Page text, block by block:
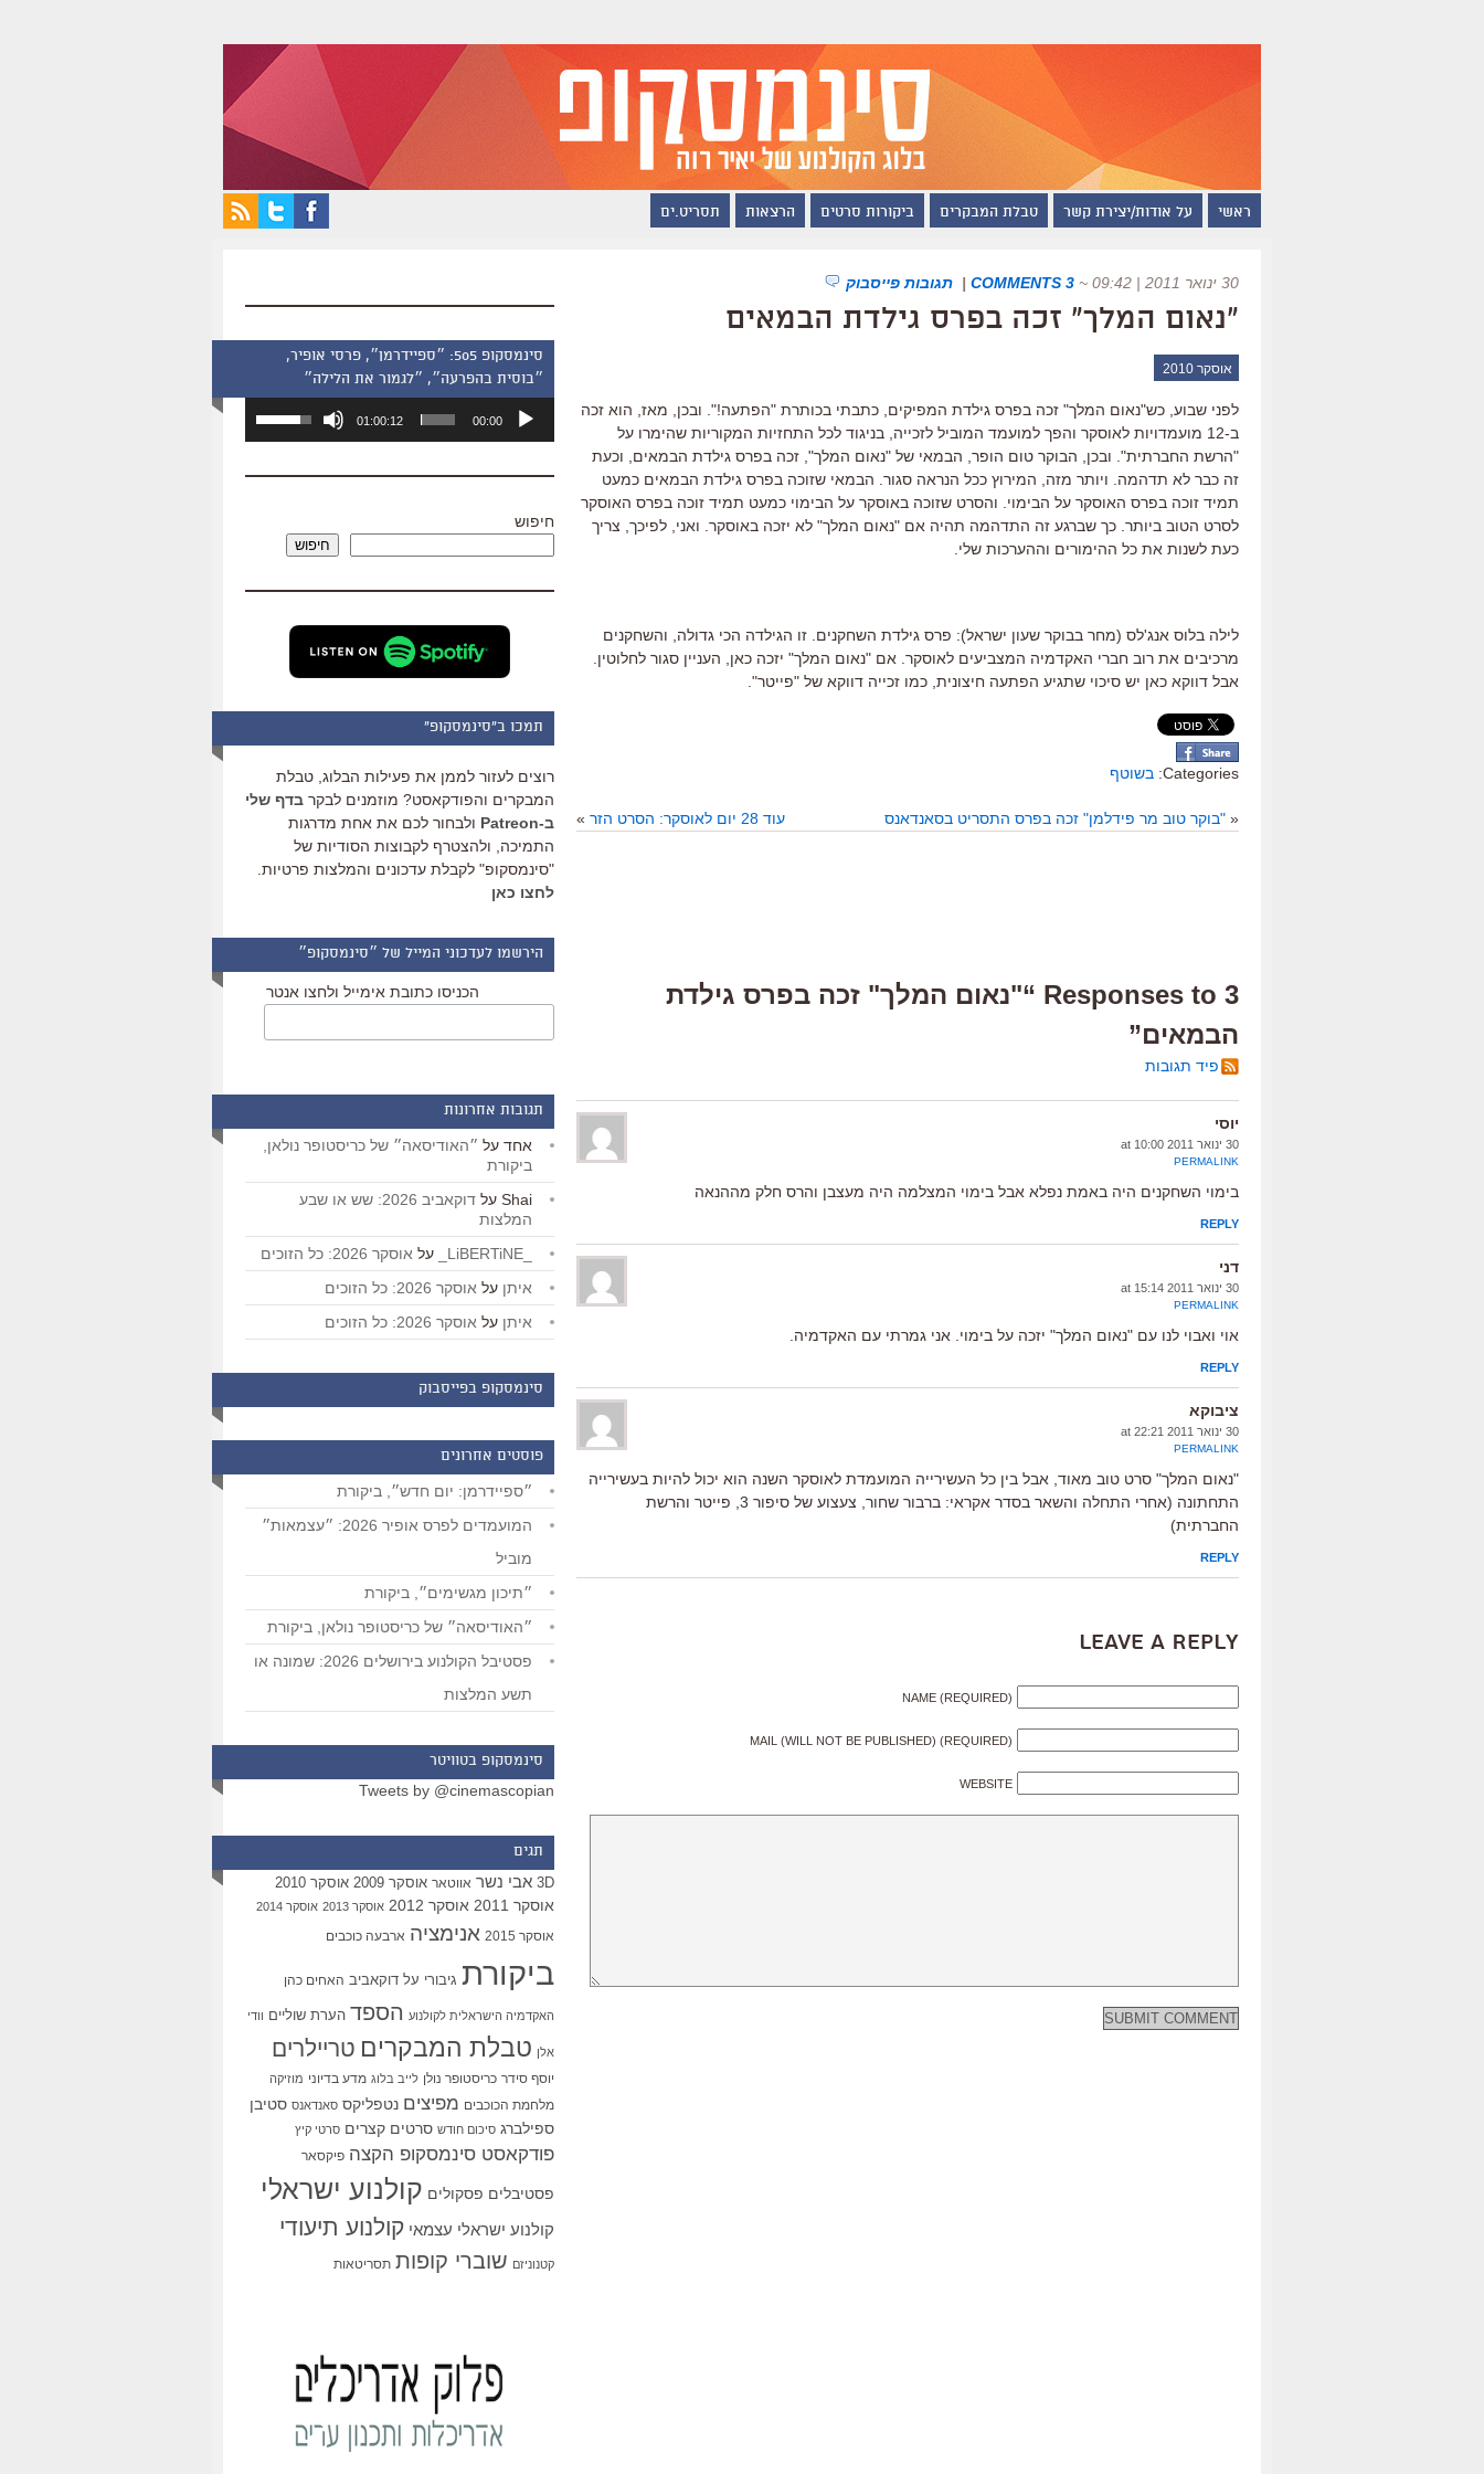
ראשי על אודות/יצירת קשר טבלת המבקרים ביקורות סרטים הרצאות תסריט.ים
30 ינואר 2011 | 09:42 ~
3 COMMENTS
| תגובות פייסבוק
"נאום המלך" זכה בפרס גילדת הבמאים
אוסקר 2010
לפני שבוע, כש"נאום המלך" זכה בפרס גילדת המפיקים, כתבתי בכותרת "הפתעה!". ובכן, מאז, הוא זכה
ב-12 מועמדויות לאוסקר והפך למועמד המוביל לזכייה, בניגוד לכל התחזיות המקוריות שהימרו על
"הרשת החברתית". ובכן, הבוקר טום הופר, הבמאי של "נאום המלך", זכה בפרס גילדת הבמאים, וכעת
זה כבר לא תדהמה. ויותר מזה, המירוץ ככל הנראה סגור. הבמאי שזוכה בפרס גילדת הבמאים כמעט
תמיד זוכה בפרס האוסקר על הבימוי. והסרט שזוכה באוסקר על הבימוי כמעט תמיד זוכה בפרס האוסקר
לסרט הטוב ביותר. כך שברגע זה התדהמה תהיה אם "נאום המלך" לא יזכה באוסקר. ואני, לפיכך, צריך
כעת לשנות את כל ההימורים וההערכות שלי.
לילה בלוס אנג'לס (מחר בבוקר שעון ישראל): פרס גילדת השחקנים. זו הגילדה הכי גדולה, והשחקנים
מרכיבים את רוב חברי האקדמיה המצביעים לאוסקר. אם "נאום המלך" יזכה כאן, העניין סגור לחלוטין.
אבל דווקא כאן יש סיכוי שתגיע הפתעה חיצונית, כמו זכייה דווקא של "פייטר".
Categories: בשוטף
« "בוקר טוב מר פידלמן" זכה בפרס התסריט בסאנדאנס עוד 28 יום לאוסקר: הסרט הזר »
3 Responses to “"נאום המלך" זכה בפרס גילדת
הבמאים”
פיד תגובות
יוסי
30 ינואר 2011 at 10:00
PERMALINK
בימוי השחקנים היה באמת נפלא אבל בימוי המצלמה היה מעצבן והרס חלק מההנאה
REPLY
דני
30 ינואר 2011 at 15:14
PERMALINK
אוי ואבוי לנו עם "נאום המלך" יזכה על בימוי. אני גמרתי עם האקדמיה.
REPLY
ציבוקא
30 ינואר 2011 at 22:21
PERMALINK
"נאום המלך" סרט טוב מאוד, אבל בין כל העשירייה המועמדת לאוסקר השנה הוא יכול להיות בעשירייה
התחתונה (אחרי התחלה והשאר בסדר אקראי: ברבור שחור, צעצוע של סיפור 3, פייטר והרשת
החברתית)
REPLY
Leave a Reply
NAME (REQUIRED)
MAIL (WILL NOT BE PUBLISHED) (REQUIRED)
WEBSITE
סינמסקופ 505: ״ספיידרמן״, פרסי אופיר,
״בוסית בהפרעה״, ״לגמור את הלילה״
אודיו
00:00
01:00:12
השתמש
כדי
שמע.
חיפוש
חיפוש
תמכו ב"סינמסקופ"
רוצים לעזור לממן את פעילות הבלוג, טבלת
המבקרים והפודקאסט? מוזמנים לבקר בדף שלי
ב-Patreon
ולבחור לכם את אחת מדרגות
התמיכה, ולהצטרף לקבוצות הסודיות של
"סינמסקופ" לקבלת עדכונים והמלצות פרטיות.
לחצו כאן
הירשמו לעדכוני המייל של ״סינמסקופ״
הכניסו כתובת אימייל ולחצו אנטר
תגובות אחרונות
אחד על ״האודיסאה״ של כריסטופר נולאן,
ביקורת
Shai על
דוקאביב 2026: שש או שבע
המלצות
על אוסקר 2026: כל הזוכים
איתן על אוסקר 2026: כל הזוכים
איתן על אוסקר 2026: כל הזוכים
סינמסקופ בפייסבוק
פוסטים אחרונים
״ספיידרמן: יום חדש״, ביקורת
המועמדים לפרס אופיר 2026: ״עצמאות״
מוביל
״תיכון מגשימים״, ביקורת
״האודיסאה״ של כריסטופר נולאן, ביקורת
פסטיבל הקולנוע בירושלים 2026: שמונה או
תשע המלצות
סינמסקופ בטוויטר
Tweets by @cinemascopian
תגים
3D אבי נשר אווטאר אוסקר 2009 אוסקר 2010
אוסקר 2011 אוסקר 2012 אוסקר 2013 אוסקר 2014
אוסקר 2015 אנימציה ארבעה כוכבים
ביקורת גיבורי על דוקאביב האחים כהן
האקדמיה הישראלית לקולנוע הספד הערת שוליים וודי
אלן טבלת המבקרים טריילרים
יוסף סידר כריסטופר נולן לייב בלוג מדע בדיוני מוזיקה
מלחמת הכוכבים מפיצים נטפליקס סאנדאנס סטיבן
ספילברג סיכום חודש סרטים קצרים סרטי קיץ
פודקאסט סינמסקופ הקצה פיקסאר
פסטיבלים פסקולים קולנוע ישראלי
קולנוע ישראלי עצמאי קולנוע תיעודי
קטנוניזם שוברי קופות תסריטאות